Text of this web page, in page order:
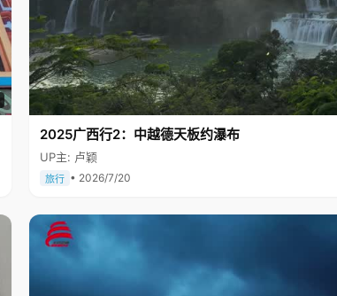
2025广西行2：中越德天板约瀑布
UP主: 卢颖
旅行 • 2026/7/20